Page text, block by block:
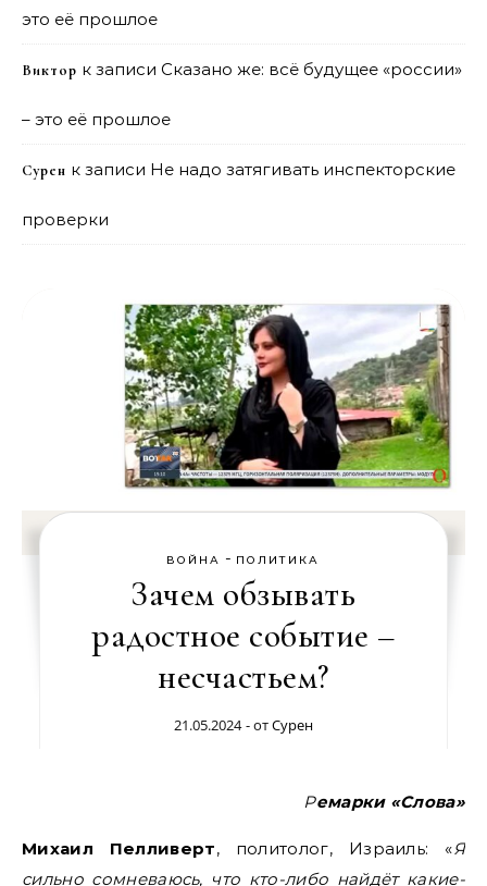
это её прошлое
Виктор к записи Сказано же: всё будущее «россии»
– это её прошлое
Сурен к записи Не надо затягивать инспекторские
проверки
ВОЙНА - ПОЛИТИКА
Зачем обзывать
радостное событие –
несчастьем?
21.05.2024 - отСурен
Ремарки «Слова»
Михаил Пелливерт, политолог, Израиль: «Я
сильно сомневаюсь, что кто-либо найдёт какие-